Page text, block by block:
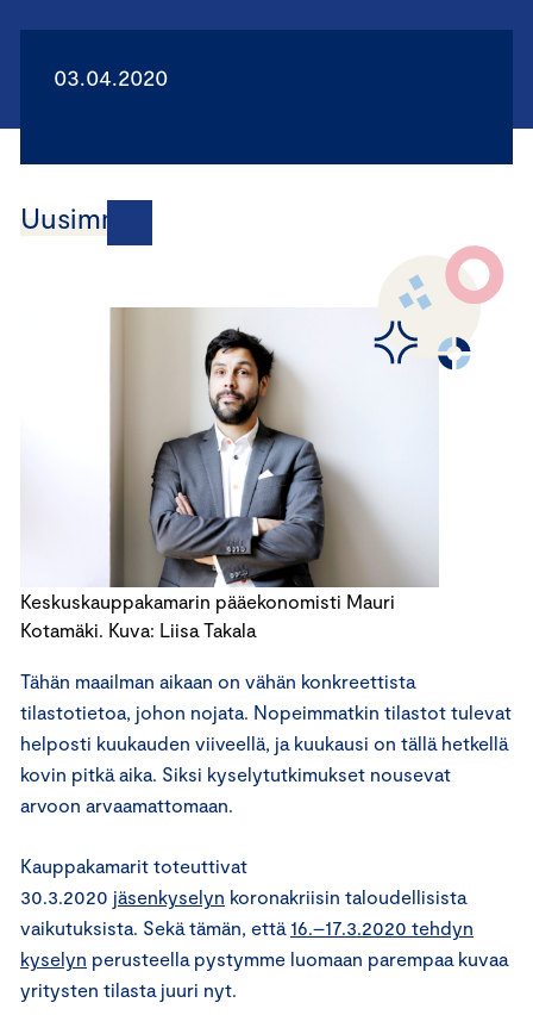
03.04.2020
Uusimmat
Keskuskauppakamarin pääekonomisti Mauri
Kotamäki. Kuva: Liisa Takala
Tähän maailman aikaan on vähän konkreettista
tilastotietoa, johon nojata. Nopeimmatkin tilastot tulevat
helposti kuukauden viiveellä, ja kuukausi on tällä hetkellä
kovin pitkä aika. Siksi kyselytutkimukset nousevat
arvoon arvaamattomaan.
Kauppakamarit toteuttivat
30.3.2020 jäsenkyselyn koronakriisin taloudellisista
vaikutuksista. Sekä tämän, että 16.–17.3.2020 tehdyn
kyselyn perusteella pystymme luomaan parempaa kuvaa
yritysten tilasta juuri nyt.